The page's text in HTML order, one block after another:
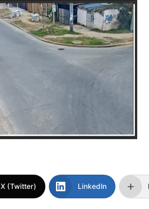
X (Twitter) LinkedIn